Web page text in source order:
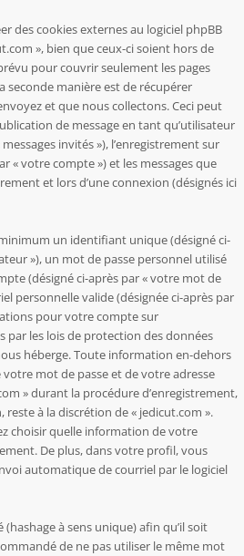
des cookies externes au logiciel phpBB
», bien que ceux-ci soient hors de
pour couvrir seulement les pages
seconde manière est de récupérer
et que nous collectons. Ceci peut
de message en tant qu’utilisateur
invités »), l’enregistrement sur
« votre compte ») et les messages que
et lors d’une connexion (désignés ici
un identifiant unique (désigné ci-
»), un mot de passe personnel utilisé
(désigné ci-après par « votre mot de
personnelle valide (désignée ci-après par
pour votre compte sur
par les lois de protection des données
héberge. Toute information en-dehors
mot de passe et de votre adresse
» durant la procédure d’enregistrement,
à la discrétion de « jedicut.com ».
choisir quelle information de votre
De plus, dans votre profil, vous
automatique de courriel par le logiciel
à sens unique) afin qu’il soit
de ne pas utiliser le même mot